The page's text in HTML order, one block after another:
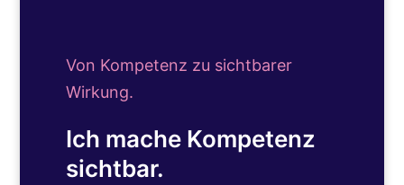
Von Kompetenz zu sichtbarer
Wirkung.
Ich mache Kompetenz
sichtbar.